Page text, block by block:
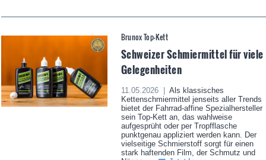
Brunox Top-Kett
Schweizer Schmiermittel für viele
Gelegenheiten
11.05.2026 |
Als klassisches
Kettenschmiermittel jenseits aller Trends
bietet der Fahrrad-affine Spezialhersteller
sein Top-Kett an, das wahlweise
aufgesprüht oder per Tropfflasche
punktgenau appliziert werden kann. Der
vielseitige Schmierstoff sorgt für einen
stark haftenden Film, der Schmutz und